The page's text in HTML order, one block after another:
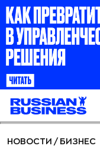
НОВОСТИ / БИЗНЕС